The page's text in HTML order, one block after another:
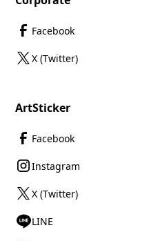
Facebook
X (Twitter)
ArtSticker
Facebook
Instagram
X (Twitter)
LINE